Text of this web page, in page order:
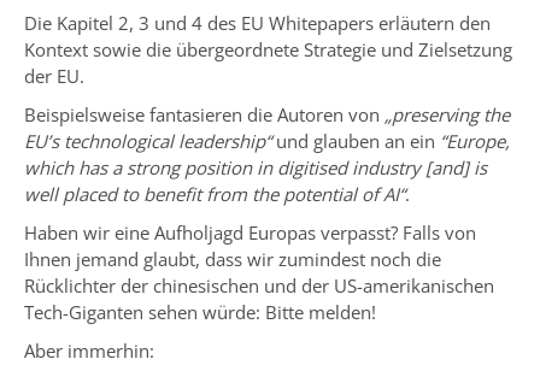
Die Kapitel 2, 3 und 4 des EU Whitepapers erläutern den
Kontext sowie die übergeordnete Strategie und Zielsetzung
der EU.
Beispielsweise fantasieren die Autoren von „preserving the
EU’s technological leadership“und glauben an ein “Europe,
which has a strong position in digitised industry [and] is
well placed to benefit from the potential of AI“.
Haben wir eine Aufholjagd Europas verpasst? Falls von
Ihnen jemand glaubt, dass wir zumindest noch die
Rücklichter der chinesischen und der US-amerikanischen
Tech-Giganten sehen würde: Bitte melden!
Aber immerhin: